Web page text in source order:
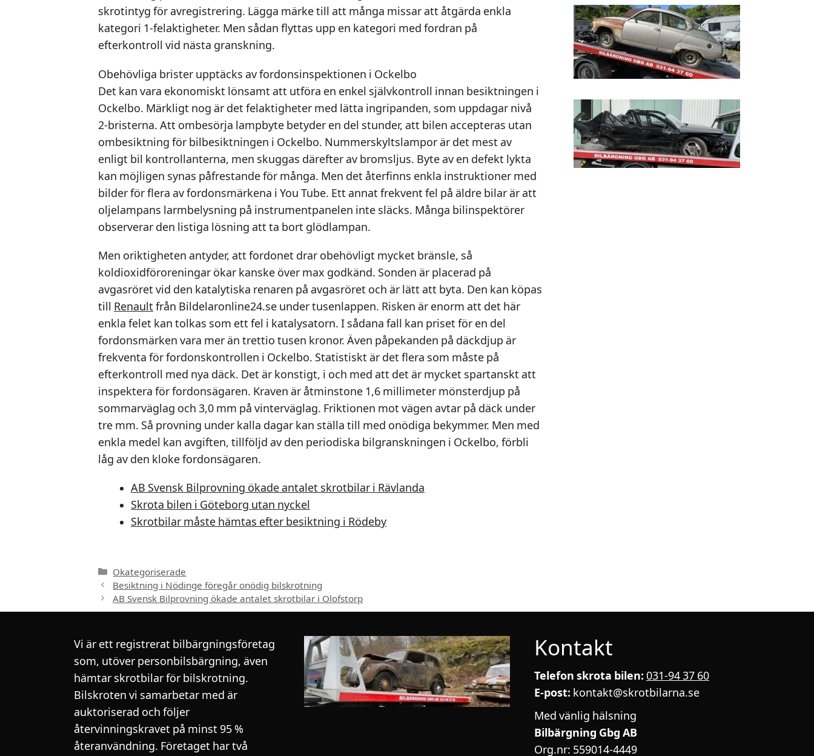
skrotintyg för avregistrering. Lägga märke till att många missar att åtgärda enkla
kategori 1-felaktigheter. Men sådan flyttas upp en kategori med fordran på
efterkontroll vid nästa granskning.
Obehövliga brister upptäcks av fordonsinspektionen i Ockelbo
Det kan vara ekonomiskt lönsamt att utföra en enkel självkontroll innan besiktningen i
Ockelbo. Märkligt nog är det felaktigheter med lätta ingripanden, som uppdagar nivå
2-bristerna. Att ombesörja lampbyte betyder en del stunder, att bilen accepteras utan
ombesiktning för bilbesiktningen i Ockelbo. Nummerskyltslampor är det mest av
enligt bil kontrollanterna, men skuggas därefter av bromsljus. Byte av en defekt lykta
kan möjligen synas påfrestande för många. Men det återfinns enkla instruktioner med
bilder för flera av fordonsmärkena i You Tube. Ett annat frekvent fel på äldre bilar är att
oljelampans larmbelysning på instrumentpanelen inte släcks. Många bilinspektörer
observerar den listiga lösning att ta bort glödlampan.
Men oriktigheten antyder, att fordonet drar obehövligt mycket bränsle, så
koldioxidföroreningar ökar kanske över max godkänd. Sonden är placerad på
avgasröret vid den katalytiska renaren på avgasröret och är lätt att byta. Den kan köpas
till Renault från Bildelaronline24.se under tusenlappen. Risken är enorm att det här
enkla felet kan tolkas som ett fel i katalysatorn. I sådana fall kan priset för en del
fordonsmärken vara mer än trettio tusen kronor. Även påpekanden på däckdjup är
frekventa för fordonskontrollen i Ockelbo. Statistiskt är det flera som måste på
efterkontroll med nya däck. Det är konstigt, i och med att det är mycket spartanskt att
inspektera för fordonsägaren. Kraven är åtminstone 1,6 millimeter mönsterdjup på
sommarväglag och 3,0 mm på vinterväglag. Friktionen mot vägen avtar på däck under
tre mm. Så provning under kalla dagar kan ställa till med onödiga bekymmer. Men med
enkla medel kan avgiften, tillföljd av den periodiska bilgranskningen i Ockelbo, förbli
låg av den kloke fordonsägaren.
AB Svensk Bilprovning ökade antalet skrotbilar i Rävlanda
Skrota bilen i Göteborg utan nyckel
Skrotbilar måste hämtas efter besiktning i Rödeby
Kategorier
Okategoriserade
Besiktning i Nödinge föregår onödig bilskrotning
AB Svensk Bilprovning ökade antalet skrotbilar i Olofstorp
Vi är ett registrerat bilbärgningsföretag
som, utöver personbilsbärgning, även
hämtar skrotbilar för bilskrotning.
Bilskroten vi samarbetar med är
auktoriserad och följer
återvinningskravet på minst 95 %
återanvändning. Företaget har två
Kontakt
Telefon skrota bilen: 031-94 37 60
E-post: kontakt@skrotbilarna.se
Med vänlig hälsning
Bilbärgning Gbg AB
Org.nr: 559014-4449